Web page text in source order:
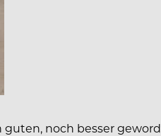
guten, noch besser